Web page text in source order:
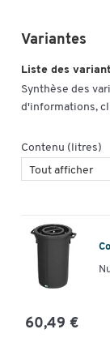
Variantes
Liste des
Synthèse des
d'informations,
Contenu (litres)
60,49 €